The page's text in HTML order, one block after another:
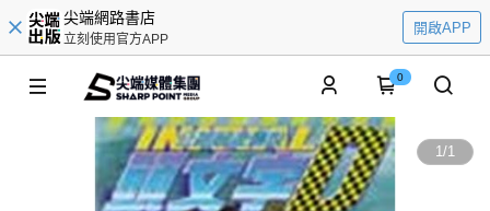
尖端網路書店
立刻使用官方APP
開啟APP
0
1/1